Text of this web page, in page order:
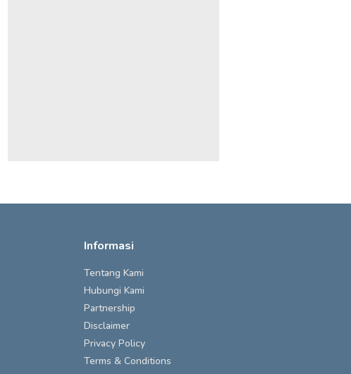
Informasi
Tentang Kami
Hubungi Kami
Partnership
Disclaimer
Privacy Policy
Terms & Conditions